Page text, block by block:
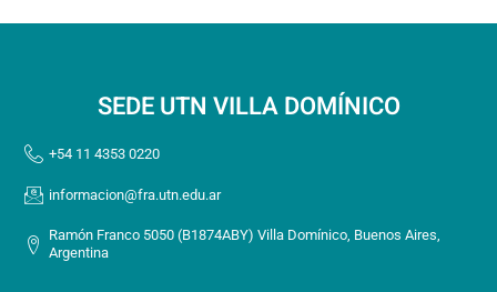
SEDE UTN VILLA DOMÍNICO
+54 11 4353 0220
informacion@fra.utn.edu.ar
Ramón Franco 5050 (B1874ABY) Villa Domínico, Buenos Aires,
Argentina